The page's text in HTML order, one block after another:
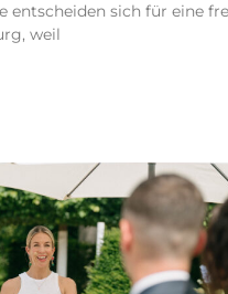
entscheiden sich für eine
weil